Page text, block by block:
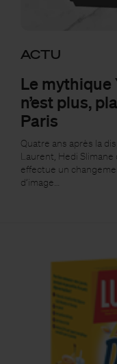
ACTU
Le mythique
n’est plus,
Paris
Quatre ans après la
Laurent, Hedi
effectue un
d’image…